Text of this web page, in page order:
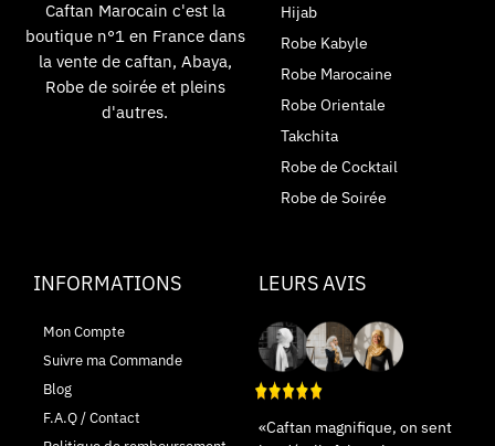
Caftan Marocain c'est la
boutique n°1 en France dans
la vente de caftan, Abaya,
Robe de soirée et pleins
d'autres.
Hijab
Robe Kabyle
Robe Marocaine
Robe Orientale
Takchita
Robe de Cocktail
Robe de Soirée
INFORMATIONS
Mon Compte
Suivre ma Commande
Blog
F.A.Q / Contact
LEURS AVIS
«Caftan magnifique, on sent